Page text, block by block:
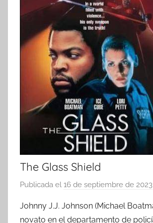
The Glass Shield
Publicada el 16 de septiembre de 2023
Johnny J.J. Johnson (Michael
novato en el departamento de